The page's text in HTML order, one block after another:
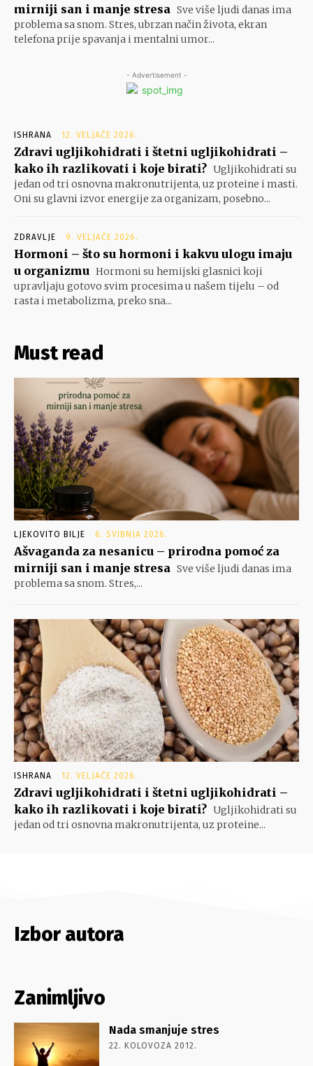
mirniji san i manje stresa Sve više ljudi danas ima
problema sa snom. Stres, ubrzan način života, ekran
telefona prije spavanja i mentalni umor...
- Advertisement -
ISHRANA 12. VELJAČE 2026.
Zdravi ugljikohidrati i štetni ugljikohidrati –
kako ih razlikovati i koje birati? Ugljikohidrati su
jedan od tri osnovna makronutrijenta, uz proteine i masti.
Oni su glavni izvor energije za organizam, posebno...
ZDRAVLJE 9. VELJAČE 2026.
Hormoni – što su hormoni i kakvu ulogu imaju
u organizmu Hormoni su hemijski glasnici koji
upravljaju gotovo svim procesima u našem tijelu – od
rasta i metabolizma, preko sna...
Must read
LJEKOVITO BILJE 6. SVIBNJA 2026.
Ašvaganda za nesanicu – prirodna pomoć za
mirniji san i manje stresa Sve više ljudi danas ima
problema sa snom. Stres,...
ISHRANA 12. VELJAČE 2026.
Zdravi ugljikohidrati i štetni ugljikohidrati –
kako ih razlikovati i koje birati? Ugljikohidrati su
jedan od tri osnovna makronutrijenta, uz proteine...
Izbor autora
Zanimljivo
Nada smanjuje stres
22. KOLOVOZA 2012.